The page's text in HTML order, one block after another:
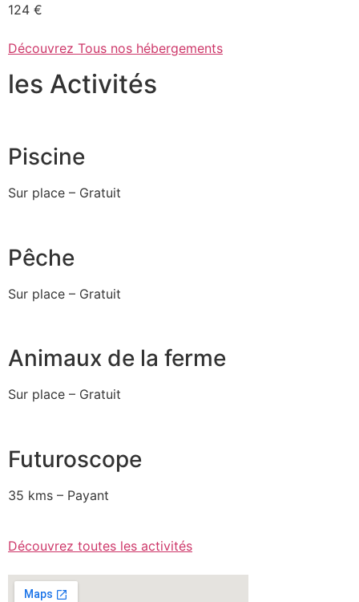
124 €
Découvrez Tous nos hébergements
les Activités
Piscine
Sur place – Gratuit
Pêche
Sur place – Gratuit
Animaux de la ferme
Sur place – Gratuit
Futuroscope
35 kms – Payant
Découvrez toutes les activités